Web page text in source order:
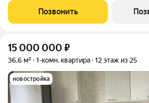
этаже, в жилом комплексе "Пятницкое
беспокоиться о ремонте большинство
Позвонить
15 000 000 ₽
36,6 м² 1-комн. квартира 12 этаж из 25
новостройка